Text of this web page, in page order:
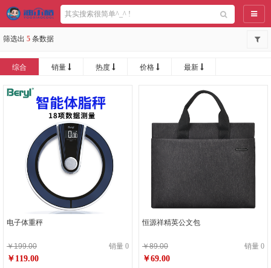
导航
筛选出 5 条数据
综合 销量 热度 价格 最新
电子体重秤
￥199.00 销量 0
￥119.00
恒源祥精英公文包
￥89.00 销量 0
￥69.00